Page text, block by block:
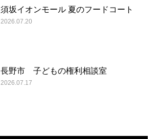
須坂イオンモール 夏のフードコート
2026.07.20
長野市 子どもの権利相談室
2026.07.17